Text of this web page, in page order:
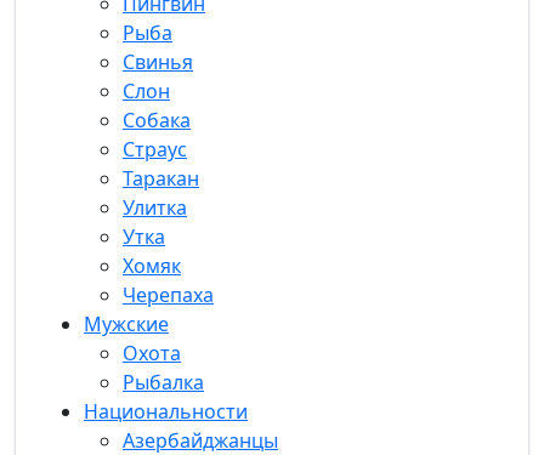
Рыба
Свинья
Слон
Собака
Страус
Таракан
Улитка
Утка
Хомяк
Черепаха
Мужские
Охота
Рыбалка
Национальности
Азербайджанцы